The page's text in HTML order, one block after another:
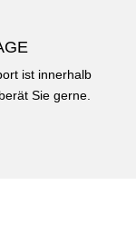
ist innerhalb
Sie gerne.